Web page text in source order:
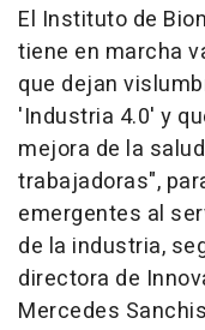
El Instituto de
tiene en marcha
que dejan
'Industria 4.0' y
mejora de la
trabajadoras",
emergentes al
de la industria,
directora de
Mercedes